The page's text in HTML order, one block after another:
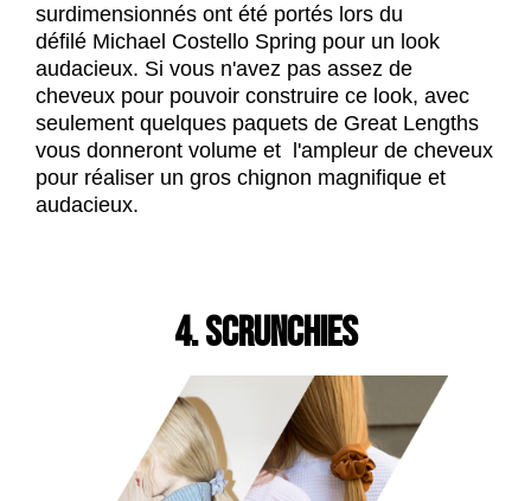
surdimensionnés ont été portés lors du
défilé Michael Costello Spring pour un look
audacieux. Si vous n'avez pas assez de
cheveux pour pouvoir construire ce look, avec
seulement quelques paquets de Great Lengths
vous donneront volume et l'ampleur de cheveux
pour réaliser un gros chignon magnifique et
audacieux.
4. SCRUNCHIES